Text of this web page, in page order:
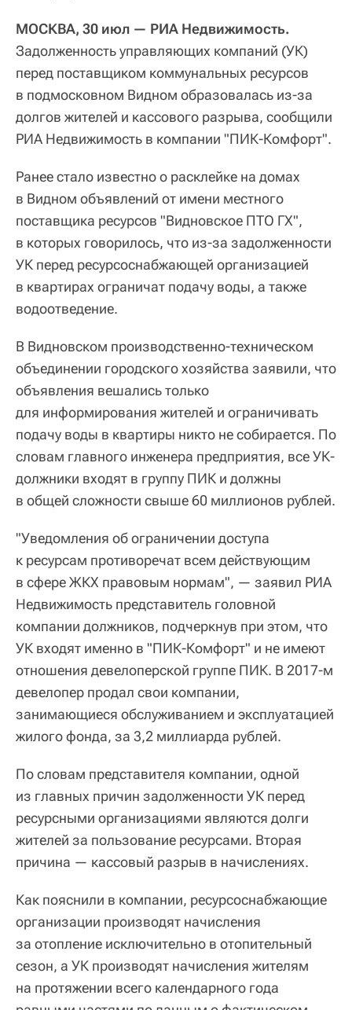
МОСКВА, 30 июл — РИА Недвижимость.
Задолженность управляющих компаний (УК)
перед поставщиком коммунальных ресурсов
в подмосковном Видном образовалась из-за
долгов жителей и кассового разрыва, сообщили
РИА Недвижимость в компании "ПИК-Комфорт".
Ранее стало известно о расклейке на домах
в Видном объявлений от имени местного
поставщика ресурсов "Видновское ПТО ГХ",
в которых говорилось, что из-за задолженности
УК перед ресурсоснабжающей организацией
в квартирах ограничат подачу воды, а также
водоотведение.
В Видновском производственно-техническом
объединении городского хозяйства заявили, что
объявления вешались только
для информирования жителей и ограничивать
подачу воды в квартиры никто не собирается. По
словам главного инженера предприятия, все УК-
должники входят в группу ПИК и должны
в общей сложности свыше 60 миллионов рублей.
"Уведомления об ограничении доступа
к ресурсам противоречат всем действующим
в сфере ЖКХ правовым нормам", — заявил РИА
Недвижимость представитель головной
компании должников, подчеркнув при этом, что
УК входят именно в "ПИК-Комфорт" и не имеют
отношения девелоперской группе ПИК. В 2017-м
девелопер продал свои компании,
занимающиеся обслуживанием и эксплуатацией
жилого фонда, за 3,2 миллиарда рублей.
По словам представителя компании, одной
из главных причин задолженности УК перед
ресурсными организациями являются долги
жителей за пользование ресурсами. Вторая
причина — кассовый разрыв в начислениях.
Как пояснили в компании, ресурсоснабжающие
организации производят начисления
за отопление исключительно в отопительный
сезон, а УК производят начисления жителям
на протяжении всего календарного года